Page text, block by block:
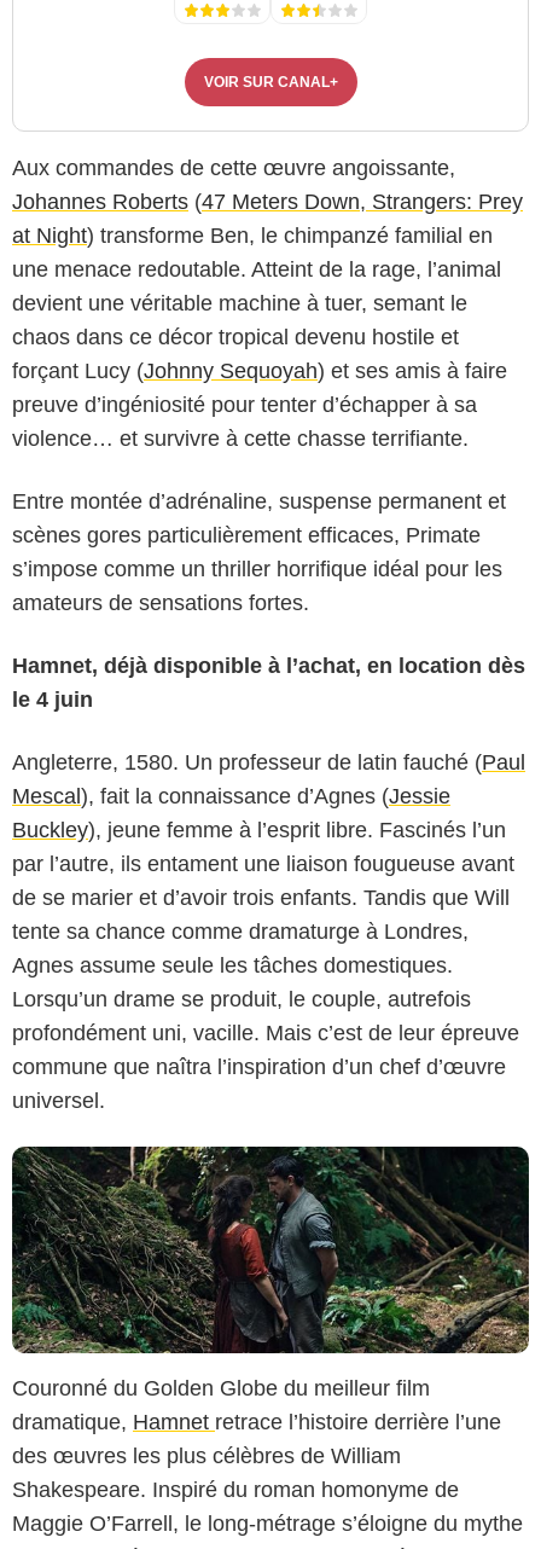
VOIR SUR CANAL+
Aux commandes de cette œuvre angoissante,
Johannes Roberts (47 Meters Down, Strangers: Prey
at Night) transforme Ben, le chimpanzé familial en
une menace redoutable. Atteint de la rage, l’animal
devient une véritable machine à tuer, semant le
chaos dans ce décor tropical devenu hostile et
forçant Lucy (Johnny Sequoyah) et ses amis à faire
preuve d’ingéniosité pour tenter d’échapper à sa
violence… et survivre à cette chasse terrifiante.
Entre montée d’adrénaline, suspense permanent et
scènes gores particulièrement efficaces, Primate
s’impose comme un thriller horrifique idéal pour les
amateurs de sensations fortes.
Hamnet, déjà disponible à l’achat, en location dès
le 4 juin
Angleterre, 1580. Un professeur de latin fauché (Paul
Mescal ), fait la connaissance d’Agnes (Jessie
Buckley), jeune femme à l’esprit libre. Fascinés l’un
par l’autre, ils entament une liaison fougueuse avant
de se marier et d’avoir trois enfants. Tandis que Will
tente sa chance comme dramaturge à Londres,
Agnes assume seule les tâches domestiques.
Lorsqu’un drame se produit, le couple, autrefois
profondément uni, vacille. Mais c’est de leur épreuve
commune que naîtra l’inspiration d’un chef d’œuvre
universel.
Couronné du Golden Globe du meilleur film
dramatique, Hamnet retrace l’histoire derrière l’une
des œuvres les plus célèbres de William
Shakespeare. Inspiré du roman homonyme de
Maggie O’Farrell, le long-métrage s’éloigne du mythe